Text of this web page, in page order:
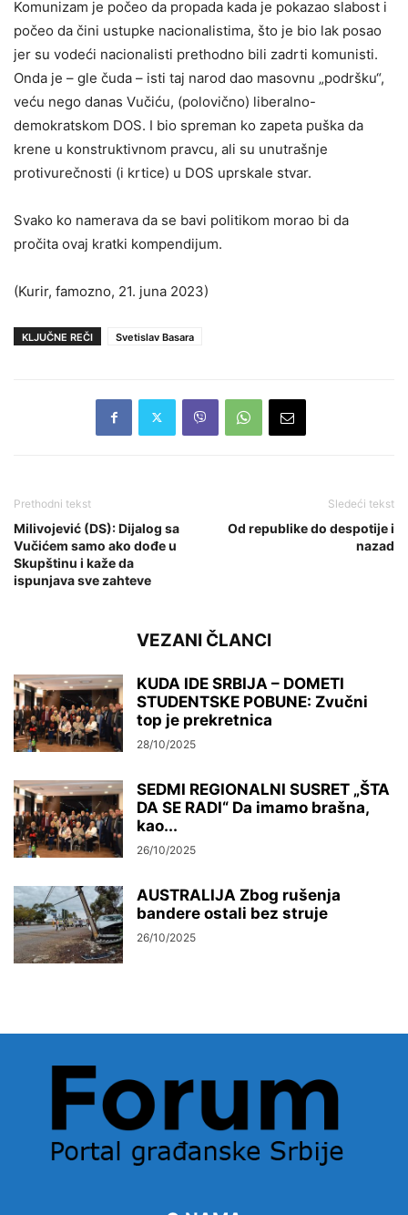
Komunizam je počeo da propada kada je pokazao slabost i
počeo da čini ustupke nacionalistima, što je bio lak posao
jer su vodeći nacionalisti prethodno bili zadrti komunisti.
Onda je – gle čuda – isti taj narod dao masovnu „podršku“,
veću nego danas Vučiću, (polovično) liberalno-
demokratskom DOS. I bio spreman ko zapeta puška da
krene u konstruktivnom pravcu, ali su unutrašnje
protivurečnosti (i krtice) u DOS uprskale stvar.
Svako ko namerava da se bavi politikom morao bi da
pročita ovaj kratki kompendijum.
(Kurir, famozno, 21. juna 2023)
KLJUČNE REČI Svetislav Basara
Prethodni tekst
Milivojević (DS): Dijalog sa
Vučićem samo ako dođe u
Skupštinu i kaže da
ispunjava sve zahteve
Sledeći tekst
Od republike do despotije i
nazad
VEZANI ČLANCI
KUDA IDE SRBIJA – DOMETI
STUDENTSKE POBUNE: Zvučni
top je prekretnica
28/10/2025
SEDMI REGIONALNI SUSRET „ŠTA
DA SE RADI“ Da imamo brašna,
kao...
26/10/2025
AUSTRALIJA Zbog rušenja
bandere ostali bez struje
26/10/2025